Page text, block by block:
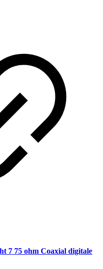
7 75 ohm Coaxial digitale